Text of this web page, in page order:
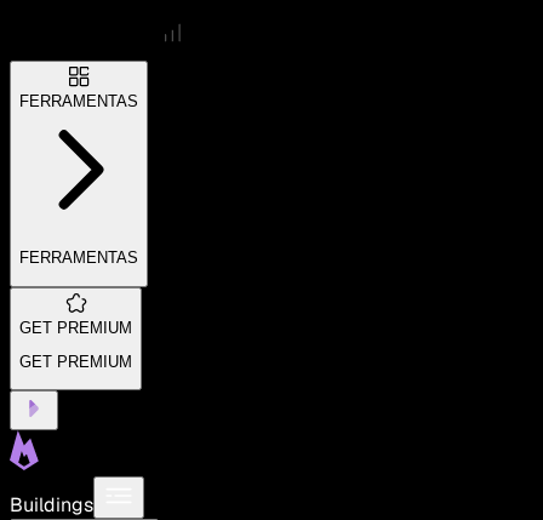
FERRAMENTAS
FERRAMENTAS
GET PREMIUM
GET PREMIUM
Buildings